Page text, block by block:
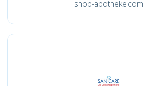
shop-apotheke.com